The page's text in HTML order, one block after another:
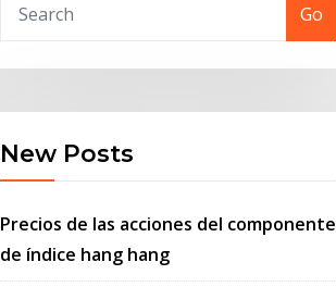
Go
New Posts
Precios de las acciones del componente
de índice hang hang